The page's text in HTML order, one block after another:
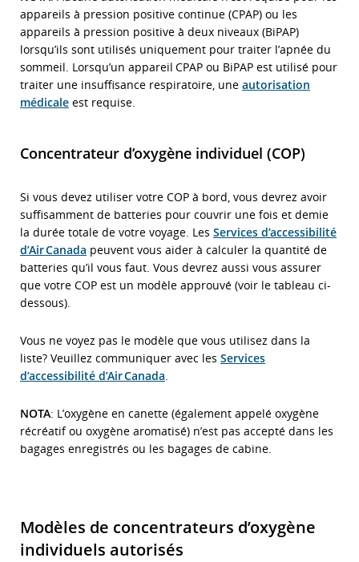
appareils à pression positive continue (CPAP) ou les
appareils à pression positive à deux niveaux (BiPAP)
lorsqu’ils sont utilisés uniquement pour traiter l’apnée du
sommeil. Lorsqu’un appareil CPAP ou BiPAP est utilisé pour
traiter une insuffisance respiratoire, une autorisation
médicale est requise.
Concentrateur d’oxygène individuel (COP)
Si vous devez utiliser votre COP à bord, vous devrez avoir
suffisamment de batteries pour couvrir une fois et demie
la durée totale de votre voyage. Les Services d’accessibilité
d’Air Canada peuvent vous aider à calculer la quantité de
batteries qu’il vous faut. Vous devrez aussi vous assurer
que votre COP est un modèle approuvé (voir le tableau ci-
dessous).
Vous ne voyez pas le modèle que vous utilisez dans la
liste? Veuillez communiquer avec les Services
d’accessibilité d’Air Canada.
NOTA: L’oxygène en canette (également appelé oxygène
récréatif ou oxygène aromatisé) n’est pas accepté dans les
bagages enregistrés ou les bagages de cabine.
Modèles de concentrateurs d’oxygène
individuels autorisés